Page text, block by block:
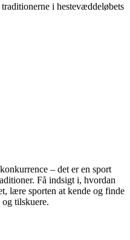
i hestevæddeløbets
– det er en sport
Få indsigt i, hvordan
lære sporten at kende og finde
tilskuere.